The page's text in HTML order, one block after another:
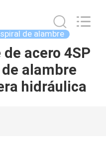
de alambre
acero 4SP
alambre
hidráulica